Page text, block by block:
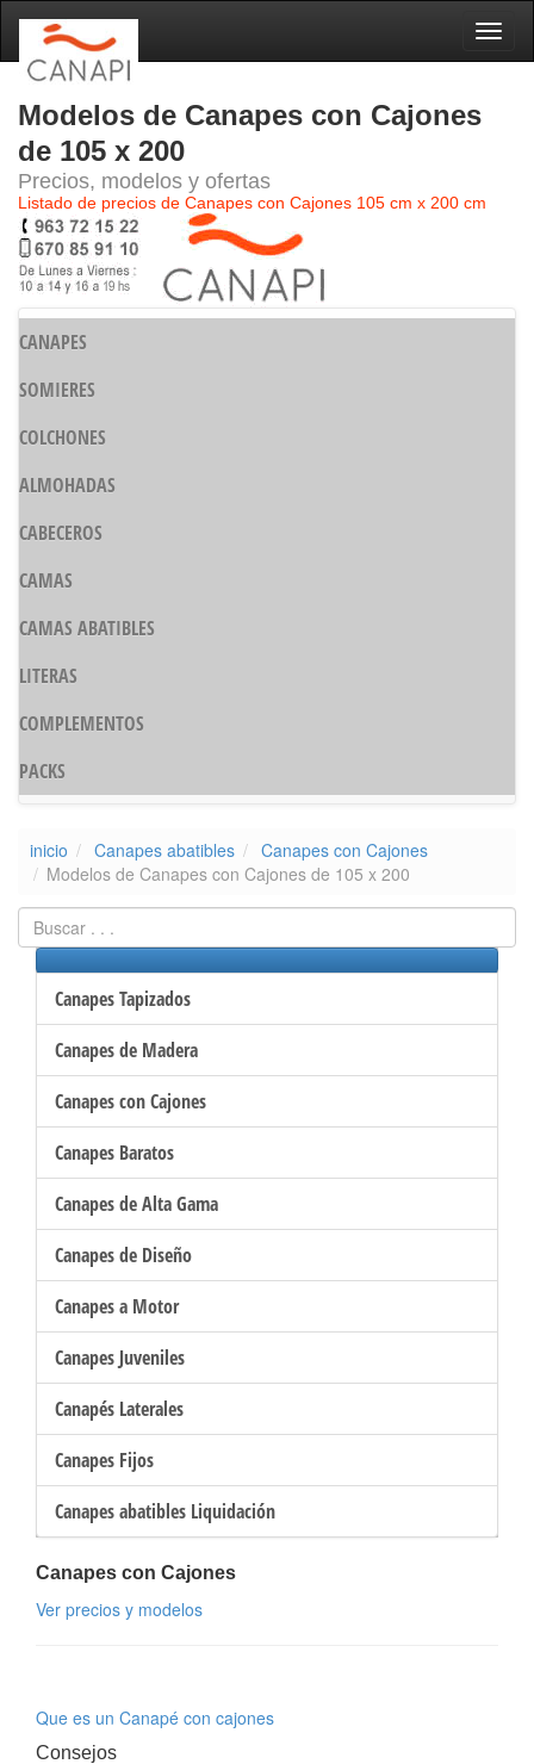
Modelos de Canapes con Cajones
de 105 x 200
Precios, modelos y ofertas
Listado de precios de Canapes con Cajones 105 cm x 200 cm
CANAPES
SOMIERES
COLCHONES
ALMOHADAS
CABECEROS
CAMAS
CAMAS ABATIBLES
LITERAS
COMPLEMENTOS
PACKS
inicio Canapes abatibles
Canapes con Cajones
Modelos de Canapes con Cajones de 105 x 200
Canapes Tapizados
Canapes de Madera
Canapes con Cajones
Canapes Baratos
Canapes de Alta Gama
Canapes de Diseño
Canapes a Motor
Canapes Juveniles
Canapés Laterales
Canapes Fijos
Canapes abatibles Liquidación
Canapes con Cajones
Ver precios y modelos
Que es un Canapé con cajones
Consejos